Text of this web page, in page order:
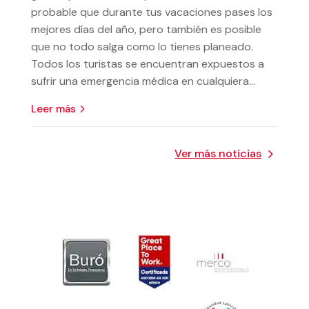
probable que durante tus vacaciones pases los
mejores días del año, pero también es posible
que no todo salga como lo tienes planeado.
Todos los turistas se encuentran expuestos a
sufrir una emergencia médica en cualquiera...
leer más
Ver más noticias